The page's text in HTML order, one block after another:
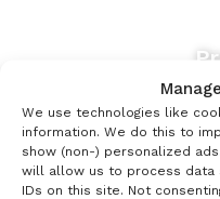
We use technologies like
information. We do this to
show (non-) personalized
will allow us to process data
IDs on this site. Not